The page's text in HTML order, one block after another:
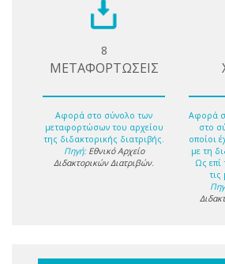
8
ΜΕΤΑΦΟΡΤΩΣΕΙΣ
Αφορά στο σύνολο των
μεταφορτώσων του αρχείου
της διδακτορικής διατριβής.
Πηγή: Εθνικό Αρχείο
Διδακτορικών Διατριβών.
Αφορά
στο
οποίοι
με τη
Ως επί
τις